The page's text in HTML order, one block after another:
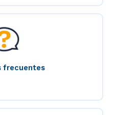
frecuentes